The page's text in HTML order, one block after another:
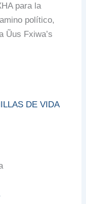
para la
político,
Ũus Fxiwa’s
DE VIDA